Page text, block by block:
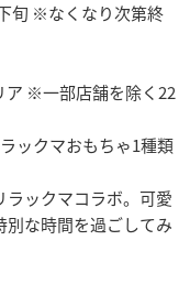
旬 ※なくなり次第終
ア ※一部店舗を除く22
ックマおもちゃ1種類
ックマコラボ。可愛
な時間を過ごしてみ